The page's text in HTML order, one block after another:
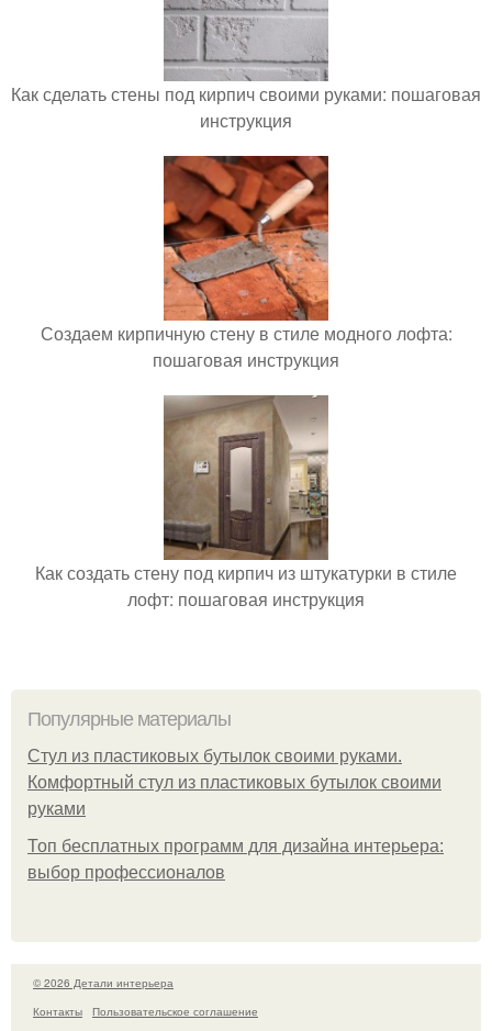
Как сделать стены под кирпич своими руками: пошаговая
инструкция
Создаем кирпичную стену в стиле модного лофта:
пошаговая инструкция
Как создать стену под кирпич из штукатурки в стиле
лофт: пошаговая инструкция
Популярные материалы
Стул из пластиковых бутылок своими руками.
Комфортный стул из пластиковых бутылок своими
руками
Топ бесплатных программ для дизайна интерьера:
выбор профессионалов
© 2026 Детали интерьера
Контакты
Пользовательское соглашение